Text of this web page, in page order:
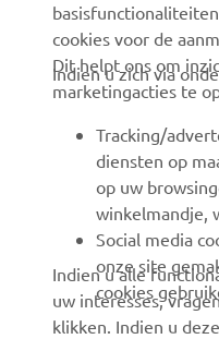
Evenementen
Pers
Werken bij Yamaha
Dealer worden
Mensenrechtenbeleid
Basisbeleid inzake
duurzaamheid
Klokkenluiderskanaal
cookies voor de
Dit helpt ons om
marketingacties te
Indien u zich via
Tracking/
diensten op
op uw
winkelmandje,
Social media
onze site
cookies
Indien u alle
uw interesses,
klikken. Indien u